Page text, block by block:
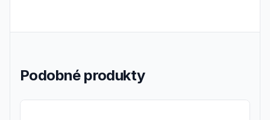
Podobné produkty